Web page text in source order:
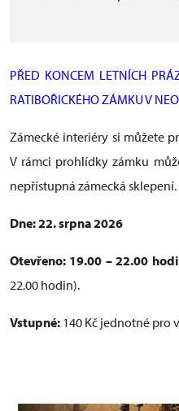
PŘED KONCEM LETNÍCH
RATIBOŘICKÉHO ZÁMKU V
Zámecké interiéry si můžete
V rámci prohlídky zámku
nepřístupná zámecká sklepení.
Dne: 22. srpna 2026
Otevřeno: 19.00 – 22.00
22.00 hodin).
Vstupné: 140 Kč jednotné pro